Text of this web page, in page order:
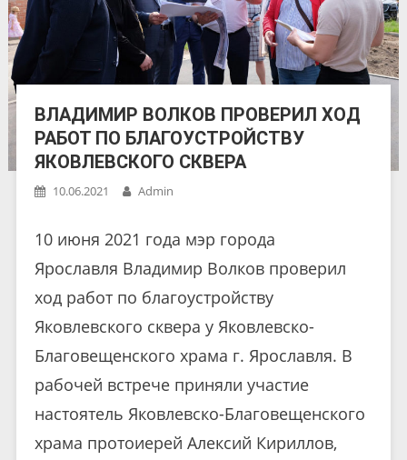
ВЛАДИМИР ВОЛКОВ ПРОВЕРИЛ ХОД
РАБОТ ПО БЛАГОУСТРОЙСТВУ
ЯКОВЛЕВСКОГО СКВЕРА
10.06.2021 Admin
10 июня 2021 года мэр города
Ярославля Владимир Волков проверил
ход работ по благоустройству
Яковлевского сквера у Яковлевско-
Благовещенского храма г. Ярославля. В
рабочей встрече приняли участие
настоятель Яковлевско-Благовещенского
храма протоиерей Алексий Кириллов,